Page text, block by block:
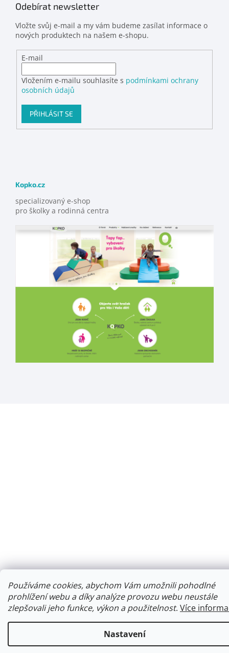
Používáme cookies, abychom Vám umožnili pohodlné
prohlížení webu a díky analýze provozu webu neustále
zlepšovali jeho funkce, výkon a použitelnost. Více
Nastavení
Odebírat newsletter
Vložte svůj e-mail a my vám budeme zasílat informace o
nových produktech na našem e-shopu.
E-mail
Vložením e-mailu souhlasíte s podmínkami ochrany
osobních údajů
PŘIHLÁSIT SE
Kopko.cz
specializovaný e-shop
pro školky a rodinná centra